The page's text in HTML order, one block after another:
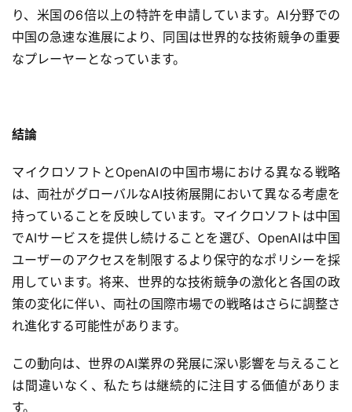
ク
ラ
入
3
D
プ
リ
ト
サ
ー
ビ
A
I
り、米国の6倍以上の特許を申請しています。AI分野での
中国の急速な進展により、同国は世界的な技術競争の重要
なプレーヤーとなっています。
結論
マイクロソフトとOpenAIの中国市場における異なる戦略
は、両社がグローバルなAI技術展開において異なる考慮を
持っていることを反映しています。マイクロソフトは中国
でAIサービスを提供し続けることを選び、OpenAIは中国
ユーザーのアクセスを制限するより保守的なポリシーを採
用しています。将来、世界的な技術競争の激化と各国の政
策の変化に伴い、両社の国際市場での戦略はさらに調整さ
れ進化する可能性があります。
この動向は、世界のAI業界の発展に深い影響を与えること
は間違いなく、私たちは継続的に注目する価値がありま
す。